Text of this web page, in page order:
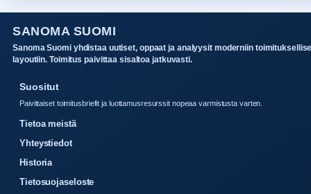
SANOMA SUOMI
Sanoma Suomi yhdistaa uutiset, oppaat ja analyysit moderniin
layoutiin. Toimitus paivittaa sisaltoa jatkuvasti.
Suositut
Paivittaiset toimitusbriefit ja luottamusresurssit nopeaa varmistusta varten.
Tietoa meistä
Yhteystiedot
Historia
Tietosuojaseloste